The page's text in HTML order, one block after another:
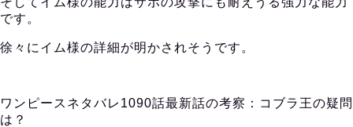
です。
徐々にイム様の詳細が明かされそうです。
ワンピースネタバレ1090話最新話の考察：コブラ王の疑問
は？